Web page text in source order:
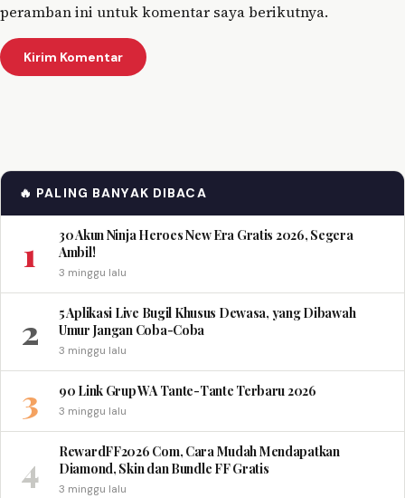
peramban ini untuk komentar saya berikutnya.
🔥 PALING BANYAK DIBACA
1
30 Akun Ninja Heroes New Era Gratis 2026, Segera
Ambil!
3 minggu lalu
2
5 Aplikasi Live Bugil Khusus Dewasa, yang Dibawah
Umur Jangan Coba-Coba
3 minggu lalu
3 90 Link Grup WA Tante-Tante Terbaru 2026
3 minggu lalu
4
RewardFF2026 Com, Cara Mudah Mendapatkan
Diamond, Skin dan Bundle FF Gratis
3 minggu lalu